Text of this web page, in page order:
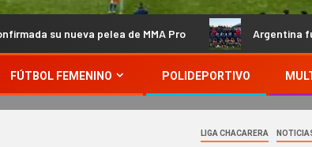
de MMA Pro Argentina fue subcampeona
FÚTBOL FEMENINO POLIDEPORTIVO
LIGA CHACARERA